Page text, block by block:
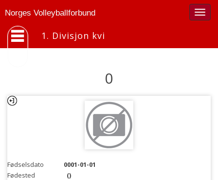
Norges Volleyballforbund
1. Divisjon kvi
0
Fødselsdato
0001-01-01
Fødested
()